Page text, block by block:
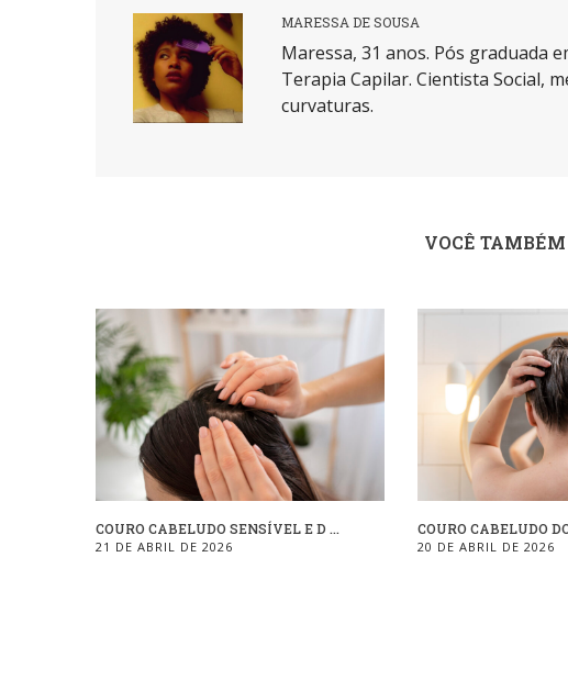
MARESSA DE SOUSA
Maressa, 31 anos. Pós graduada
Terapia Capilar. Cientista Social,
curvaturas.
VOCÊ TAMBÉM
COURO CABELUDO SENSÍVEL E D ...
21 DE ABRIL DE 2026
COURO CABELUDO
20 DE ABRIL DE 2026